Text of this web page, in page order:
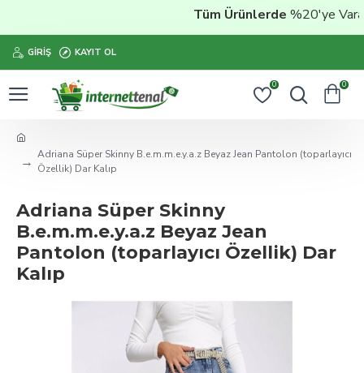
Tüm Ürünlerde%20'ye Varan
GIRIŞ KAYIT OL
0 0
Adriana Süper Skinny B.e.m.m.e.y.a.z Beyaz Jean Pantolon (toparlayıcı
Özellik) Dar Kalıp
Adriana Süper Skinny
B.e.m.m.e.y.a.z Beyaz Jean
Pantolon (toparlayıcı Özellik) Dar
Kalıp